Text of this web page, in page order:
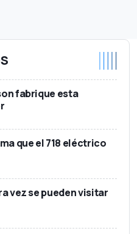
fabrique esta
que el 718 eléctrico
vez se pueden visitar